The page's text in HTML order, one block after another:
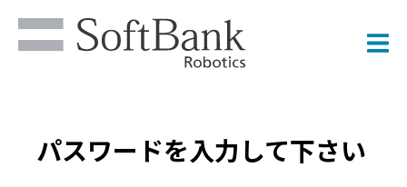
パスワードを入力して下さい